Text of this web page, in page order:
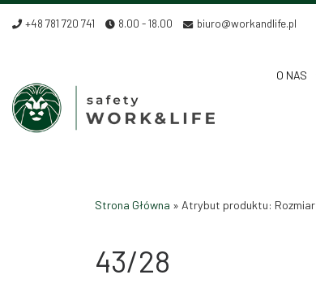
Skip to content
+48 781 720 741 8.00 - 18.00 biuro@workandlife.pl
O NAS
Strona Główna » Atrybut produktu: Rozmiar
43/28